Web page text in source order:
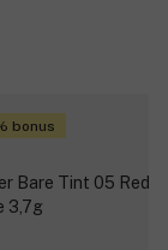
bonus